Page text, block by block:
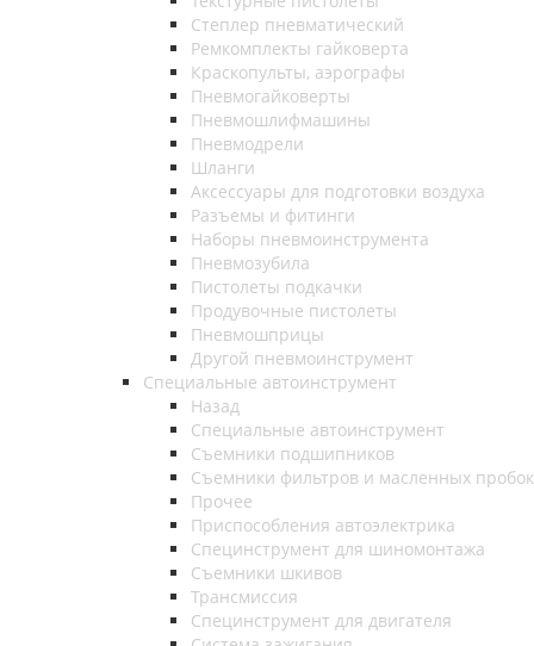
Степлер пневматический
Ремкомплекты гайковерта
Краскопульты, аэрографы
Пневмогайковерты
Пневмошлифмашины
Пневмодрели
Шланги
Аксессуары для подготовки воздуха
Разъемы и фитинги
Наборы пневмоинструмента
Пневмозубила
Пистолеты подкачки
Продувочные пистолеты
Пневмошприцы
Другой пневмоинструмент
Специальные автоинструмент
Назад
Специальные автоинструмент
Съемники подшипников
Съемники фильтров и масленных пробок
Прочее
Приспособления автоэлектрика
Специнструмент для шиномонтажа
Съемники шкивов
Трансмиссия
Специнструмент для двигателя